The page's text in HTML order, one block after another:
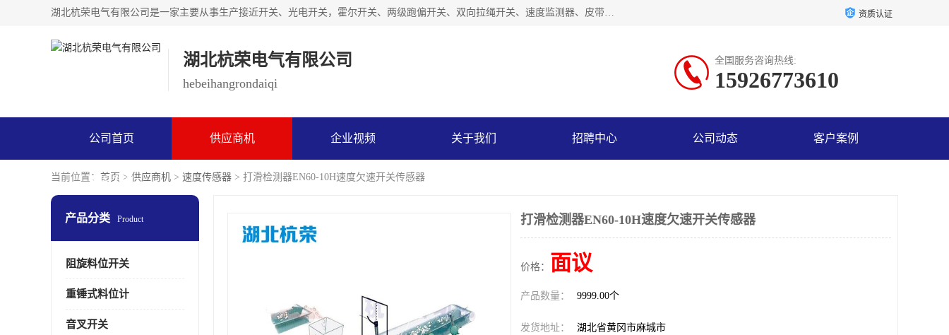
湖北杭荣电气有限公司是一家主要从事生产接近开关、光电开关，霍尔开关、两级跑偏开关、双向拉绳开关、速度监测器、皮带打滑开关、阻旋式料位开关、皮带纵向撕裂开关、溜槽堵塞开关、声光报警器、矿用磁性井筒开关等，主营行业：电气设备、仪器仪表制造, 高低压电器，成套电气设备，矿用防爆机电设备，皮带机综合保护系统，防爆电器，传感器，工矿配件，电器配件，自动化工业机器人的研发，制造，加工销售。 资质认证
湖北杭荣电气有限公司
hebeihangrondaiqi
全国服务咨询热线:
15926773610
公司首页 供应商机 企业视频 关于我们 招聘中心 公司动态 客户案例
联系方式
当前位置： 首页 > 供应商机 > 速度传感器 > 打滑检测器EN60-10H速度欠速开关传感器
产品分类 Product
阻旋料位开关
重锤式料位计
音叉开关
打滑检测器EN60-10H速度欠速开关传感器
价格： 面议
产品数量： 9999.00个
发货地址： 湖北省黄冈市麻城市